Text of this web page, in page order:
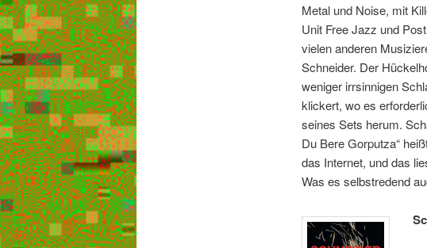
Metal und Noise, mit
Unit Free Jazz und
vielen anderen
Schneider. Der
weniger irrsinnigen
klickert, wo es
seines Sets herum.
Du Bere Gorputza“
das Internet, und das
Was es selbstredend